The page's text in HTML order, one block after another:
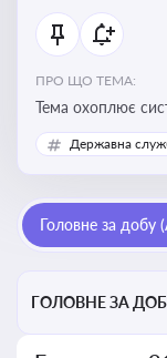
ПРО ЩО ТЕМА:
Тема охоплює
здійснюють
корупційних
у державному
Державна
Головне за добу
ГОЛОВНЕ ЗА